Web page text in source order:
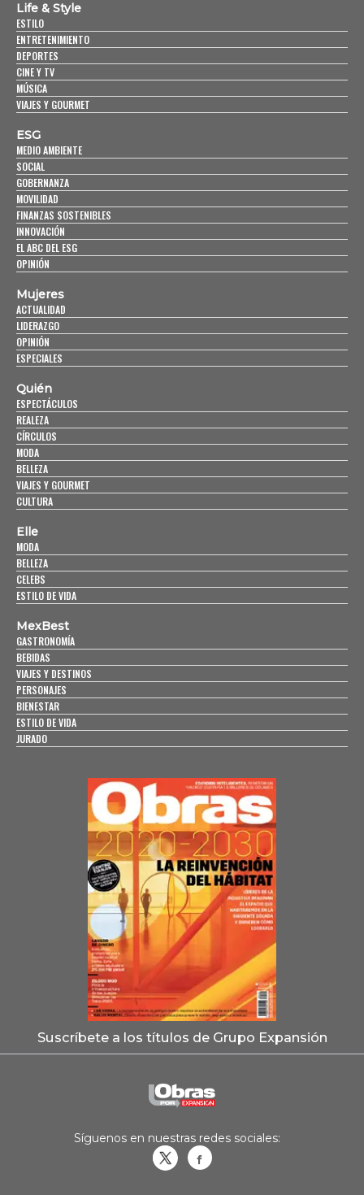
Life & Style
ESTILO
ENTRETENIMIENTO
DEPORTES
CINE Y TV
MÚSICA
VIAJES Y GOURMET
ESG
MEDIO AMBIENTE
SOCIAL
GOBERNANZA
MOVILIDAD
FINANZAS SOSTENIBLES
INNOVACIÓN
EL ABC DEL ESG
OPINIÓN
Mujeres
ACTUALIDAD
LIDERAZGO
OPINIÓN
ESPECIALES
Quién
ESPECTÁCULOS
REALEZA
CÍRCULOS
MODA
BELLEZA
VIAJES Y GOURMET
CULTURA
Elle
MODA
BELLEZA
CELEBS
ESTILO DE VIDA
MexBest
GASTRONOMÍA
BEBIDAS
VIAJES Y DESTINOS
PERSONAJES
BIENESTAR
ESTILO DE VIDA
JURADO
Suscríbete a los títulos de Grupo Expansión
Síguenos en nuestras redes sociales: